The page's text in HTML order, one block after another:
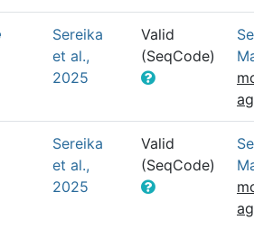
Sereika
et al.,
2025
Valid
(SeqCode)
Sereika
et al.,
2025
Valid
(SeqCode)